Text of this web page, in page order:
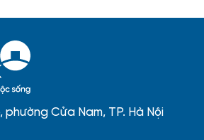
phường Cửa Nam, TP. Hà Nội